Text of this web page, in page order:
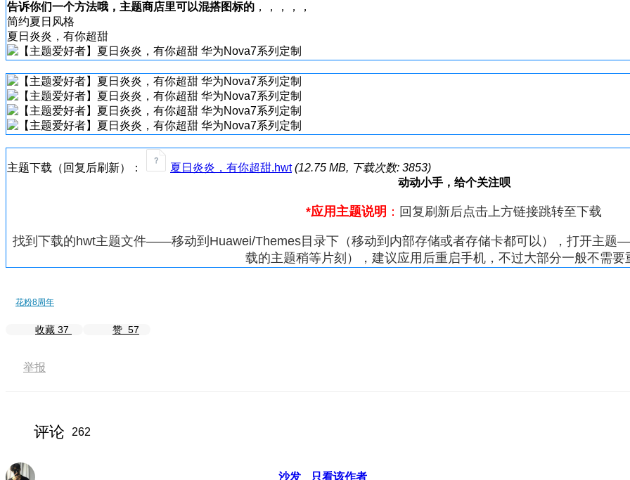
告诉你们一个方法哦，主题商店里可以混搭图标的 ，，，，，
简约夏日风格
夏日炎炎，有你超甜
主题下载（回复后刷新）： 夏日炎炎，有你超甜.hwt (12.75 MB, 下载次数: 3853)
动动小手，给个关注呗
*应用主题说明 ： 回复刷新后点击上方链接跳转至下载
找到下载的hwt主题文件——移动到Huawei/Themes目录下（移动到内部存储或者存储卡都可以），打开主
载的主题稍等片刻），建议应用后重启手机，不过大部分一般不需要
花粉8周年
收藏 37 赞 57
举报
评论 262
沙发 只看该作者